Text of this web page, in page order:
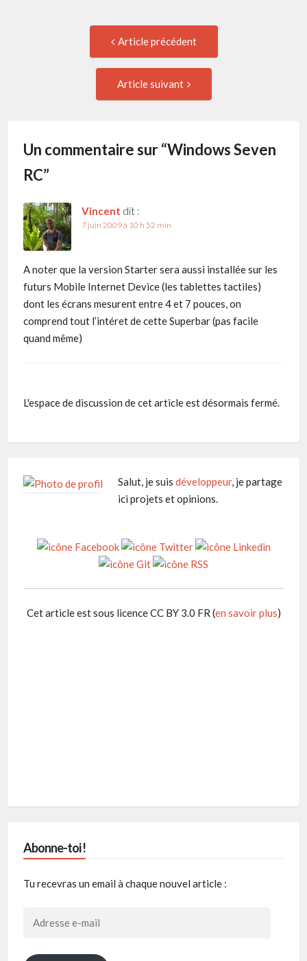
Navigation Article précédent
Article suivant
Un commentaire sur “Windows Seven
RC”
Vincent dit :
7 juin 2009 à 10 h 52 min
A noter que la version Starter sera aussi installée sur les
futurs Mobile Internet Device (les tablettes tactiles)
dont les écrans mesurent entre 4 et 7 pouces, on
comprend tout l’intéret de cette Superbar (pas facile
quand même)
L'espace de discussion de cet article est désormais fermé.
Salut, je suisdéveloppeur, je partage
ici projets et opinions.
Cet article est sous licence CC BY 3.0 FR (en savoir plus)
Abonne-toi !
Tu recevras un email à chaque nouvel article :